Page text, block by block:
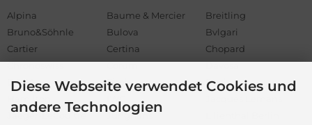
Alpina Baume & Mercier
Breitling
Bruno&Söhnle
Bulova
Bvlgari
Cartier
Certina
Chopard
Chronoswiss
Corum
Davosa
DOXA
Ebel
Fortis
Jaeger-LeCoultre
Junghans
Diese Webseite verwendet Cookies und
andere Technologien